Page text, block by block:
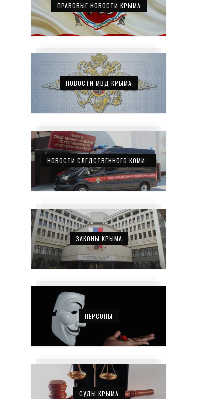
ПРАВОВЫЕ НОВОСТИ КРЫМА
НОВОСТИ МВД КРЫМА
ЗАКОНЫ КРЫМА
ПЕРСОНЫ
СУДЫ КРЫМА